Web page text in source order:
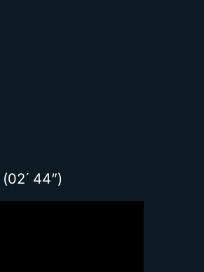
(02´ 44”)